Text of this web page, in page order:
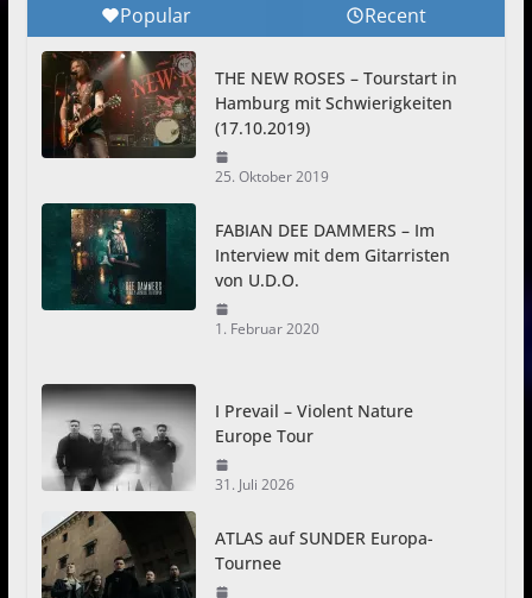
Popular Recent
THE NEW ROSES – Tourstart in
Hamburg mit Schwierigkeiten
(17.10.2019)
25. Oktober 2019
FABIAN DEE DAMMERS – Im
Interview mit dem Gitarristen
von U.D.O.
1. Februar 2020
I Prevail – Violent Nature
Europe Tour
31. Juli 2026
ATLAS auf SUNDER Europa-
Tournee